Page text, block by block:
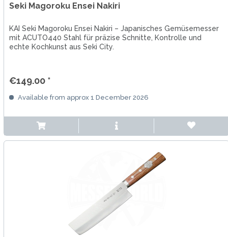
Seki Magoroku Ensei Nakiri
KAI Seki Magoroku Ensei Nakiri – Japanisches Gemüsemesser
mit ACUTO440 Stahl für präzise Schnitte, Kontrolle und
echte Kochkunst aus Seki City.
€149.00 *
Available from approx 1 December 2026